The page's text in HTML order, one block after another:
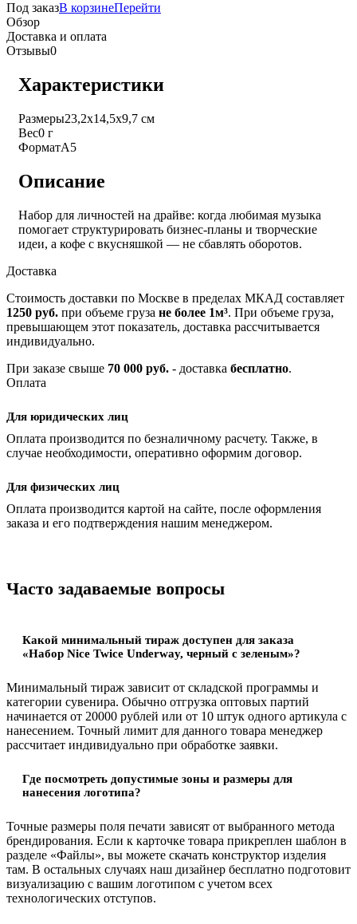
Под заказВ корзинеПерейти
Обзор
Доставка и оплата
Отзывы0
Характеристики
Размеры23,2х14,5х9,7 см
Вес0 г
ФорматА5
Описание
Набор для личностей на драйве: когда любимая музыка
помогает структурировать бизнес-планы и творческие
идеи, а кофе с вкусняшкой — не сбавлять оборотов.
Доставка
Стоимость доставки по Москве в пределах МКАД составляет
1250 руб. при объеме груза не более 1м³. При объеме груза,
превышающем этот показатель, доставка рассчитывается
индивидуально.
При заказе свыше 70 000 руб. - доставка бесплатно.
Оплата
Для юридических лиц
Оплата производится по безналичному расчету. Также, в
случае необходимости, оперативно оформим договор.
Для физических лиц
Оплата производится картой на сайте, после оформления
заказа и его подтверждения нашим менеджером.
Часто задаваемые вопросы
Какой минимальный тираж доступен для заказа
«Набор Nice Twice Underway, черный с зеленым»?
Минимальный тираж зависит от складской программы и
категории сувенира. Обычно отгрузка оптовых партий
начинается от 20000 рублей или от 10 штук одного артикула с
нанесением. Точный лимит для данного товара менеджер
рассчитает индивидуально при обработке заявки.
Где посмотреть допустимые зоны и размеры для
нанесения логотипа?
Точные размеры поля печати зависят от выбранного метода
брендирования. Если к карточке товара прикреплен шаблон в
разделе «Файлы», вы можете скачать конструктор изделия
там. В остальных случаях наш дизайнер бесплатно подготовит
визуализацию с вашим логотипом с учетом всех
технологических отступов.